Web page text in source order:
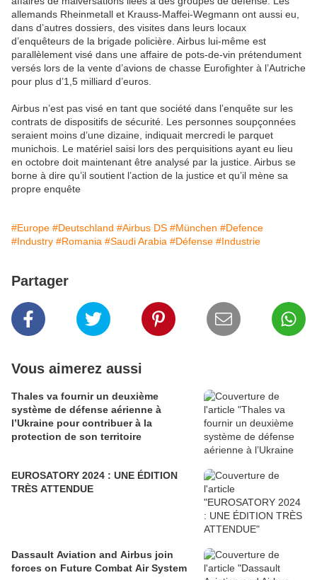
allemands Rheinmetall et Krauss-Maffei-Wegmann ont aussi eu,
dans d’autres dossiers, des visites dans leurs locaux
d’enquêteurs de la brigade policière. Airbus lui-même est
parallèlement visé dans une affaire de pots-de-vin prétendument
versés lors de la vente d’avions de chasse Eurofighter à l’Autriche
pour plus d’1,5 milliard d’euros.
Airbus n’est pas visé en tant que société dans l’enquête sur les
contrats de dispositifs de sécurité. Les personnes soupçonnées
seraient moins d’une dizaine, indiquait mercredi le parquet
munichois. Le matériel saisi lors des perquisitions ayant eu lieu
en octobre doit maintenant être analysé par la justice. Airbus se
borne à dire qu’il soutient l’action de la justice et qu’il mène sa
propre enquête
#Europe #Deutschland #Airbus DS #München #Defence
#Industry #Romania #Saudi Arabia #Défense #Industrie
Partager
Vous aimerez aussi
Thales va fournir un deuxième
système de défense aérienne à
l’Ukraine pour contribuer à la
protection de son territoire
EUROSATORY 2024 : UNE ÉDITION
TRÈS ATTENDUE
Dassault Aviation and Airbus join
forces on Future Combat Air System